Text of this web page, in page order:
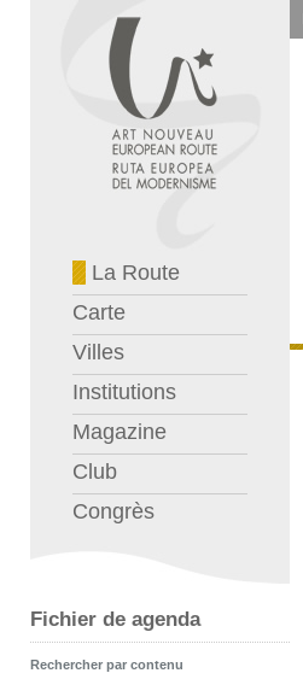
La Route
Carte
Villes
Institutions
Magazine
Club
Congrès
Fichier de agenda
Rechercher par contenu